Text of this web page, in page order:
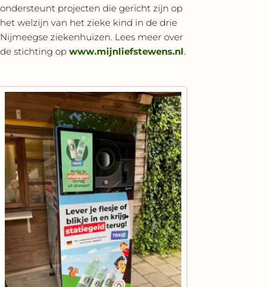
ondersteunt projecten die gericht zijn op
het welzijn van het zieke kind in de drie
Nijmeegse ziekenhuizen. Lees meer over
de stichting op www.mijnliefstewens.nl.